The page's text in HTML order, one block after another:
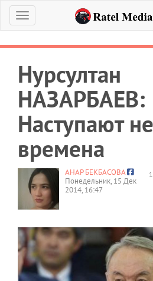
Меню
Нурсултан
НАЗАРБАЕВ:
Наступают
времена
АНАР БЕКБАСОВА
Понедельник, 15 Дек
2014, 16:47